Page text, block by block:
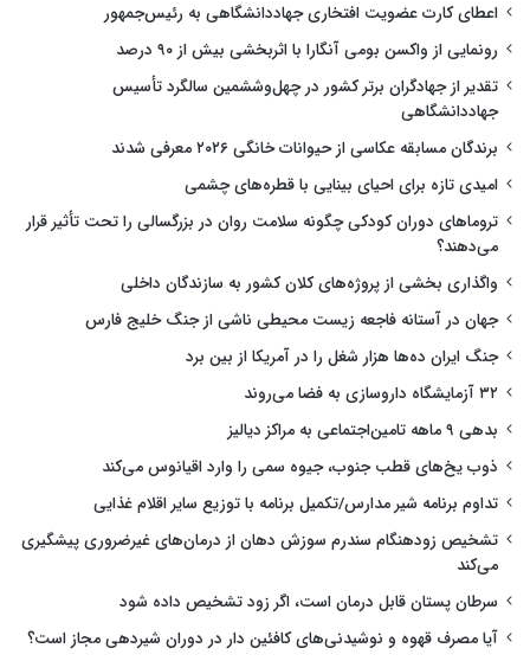
اعطای کارت عضویت افتخاری جهاددانشگاهی به رئیس‌جمهور
رونمایی از واکسن بومی آنگارا با اثربخشی بیش از ۹۰ درصد
تقدیر از جهادگران برتر کشور در چهل‌وششمین سالگرد تأسیس
جهاددانشگاهی
برندگان مسابقه عکاسی از حیوانات خانگی ۲۰۲۶ معرفی شدند
امیدی تازه برای احیای بینایی با قطره‌های چشمی
تروماهای دوران کودکی چگونه سلامت روان در بزرگسالی را تحت تأثیر قرار
می‌دهند؟
واگذاری بخشی از پروژه‌های کلان کشور به سازندگان داخلی
جهان در آستانه فاجعه زیست محیطی ناشی از جنگ خلیج فارس
جنگ ایران ده‌ها هزار شغل را در آمریکا از بین برد
۳۲ آزمایشگاه داروسازی به فضا می‌روند
بدهی ۹ ماهه تامین‌اجتماعی به مراکز دیالیز
ذوب یخ‌های قطب جنوب، جیوه سمی را وارد اقیانوس می‌کند
تداوم برنامه شیر مدارس/تکمیل برنامه با توزیع سایر اقلام غذایی
تشخیص زودهنگام سندرم سوزش دهان از درمان‌های غیرضروری پیشگیری
می‌کند
سرطان پستان قابل درمان است، اگر زود تشخیص داده شود
آیا مصرف قهوه و نوشیدنی‌های کافئین دار در دوران شیردهی مجاز است؟